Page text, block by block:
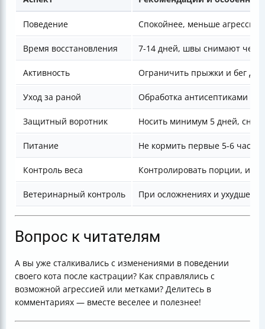
Поведение Спокойнее, меньше
Время восстановления 7-14 дней, швы снимают
Активность Ограничить прыжки и бег до
Уход за раной Обработка антисептиками
Защитный воротник Носить минимум 5 дней,
Питание Не кормить первые 5-6
Контроль веса Контролировать порции,
Ветеринарный контроль При осложнениях и
Вопрос к читателям
А вы уже сталкивались с изменениями в поведении
своего кота после кастрации? Как справлялись с
возможной агрессией или метками? Делитесь в
комментариях — вместе веселее и полезнее!